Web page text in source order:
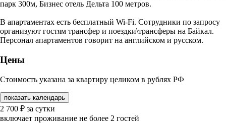
парк 300м, Бизнес отель Дельта 100 метров.
В апартаментах есть бесплатный Wi-Fi. Сотрудники по запросу
организуют гостям трансфер и поездки\трансферы на Байкал.
Персонал апартаментов говорит на английском и русском.
Цены
Стоимость указана за квартиру целиком в рублях РФ
показать календарь
2 700 ₽ за сутки
включает проживание не более 2 гостей